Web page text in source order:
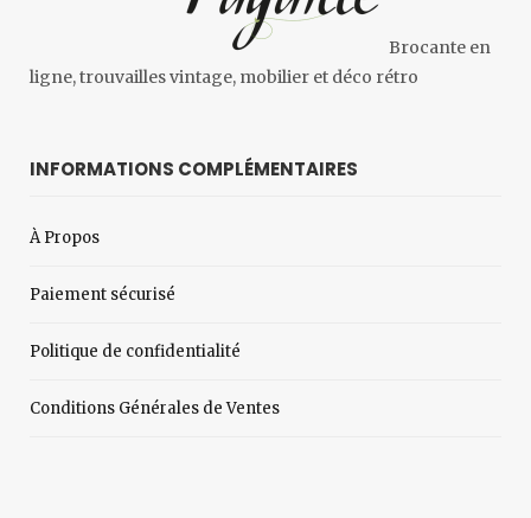
Brocante en
ligne, trouvailles vintage, mobilier et déco rétro
INFORMATIONS COMPLÉMENTAIRES
À Propos
Paiement sécurisé
Politique de confidentialité
Conditions Générales de Ventes